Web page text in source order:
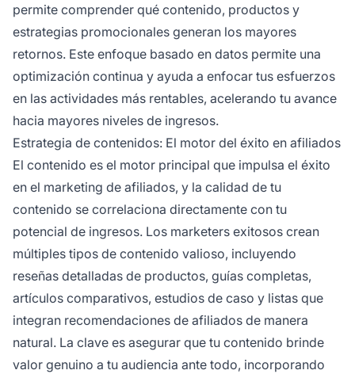
permite comprender qué contenido, productos y
estrategias promocionales generan los mayores
retornos. Este enfoque basado en datos permite una
optimización continua y ayuda a enfocar tus esfuerzos
en las actividades más rentables, acelerando tu avance
hacia mayores niveles de ingresos.
Estrategia de contenidos: El motor del éxito en afiliados
El contenido es el motor principal que impulsa el éxito
en el marketing de afiliados, y la calidad de tu
contenido se correlaciona directamente con tu
potencial de ingresos. Los marketers exitosos crean
múltiples tipos de contenido valioso, incluyendo
reseñas detalladas de productos, guías completas,
artículos comparativos, estudios de caso y listas que
integran recomendaciones de afiliados de manera
natural. La clave es asegurar que tu contenido brinde
valor genuino a tu audiencia ante todo, incorporando